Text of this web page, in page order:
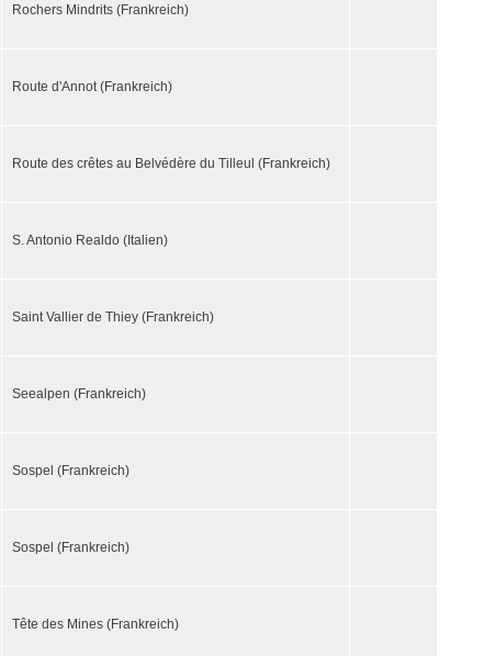
Rochers Mindrits (Frankreich)
Route d'Annot (Frankreich)
Route des crêtes au Belvédère du Tilleul (Frankreich)
S. Antonio Realdo (Italien)
Saint Vallier de Thiey (Frankreich)
Seealpen (Frankreich)
Sospel (Frankreich)
Sospel (Frankreich)
Tête des Mines (Frankreich)